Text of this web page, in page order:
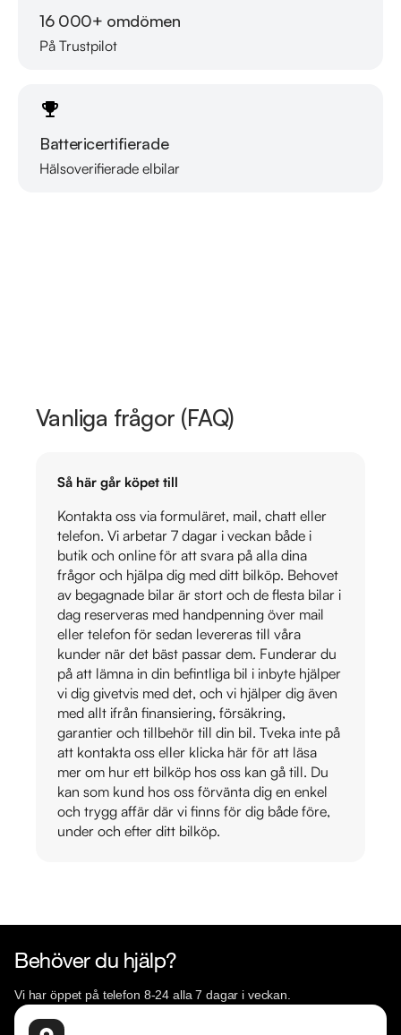
16 000+ omdömen
På Trustpilot
Battericertifierade
Hälsoverifierade elbilar
Läs mer om oss
Vanliga frågor (FAQ)
Så här går köpet till
Kontakta oss via formuläret, mail, chatt eller
telefon. Vi arbetar 7 dagar i veckan både i
butik och online för att svara på alla dina
frågor och hjälpa dig med ditt bilköp. Behovet
av begagnade bilar är stort och de flesta bilar i
dag reserveras med handpenning över mail
eller telefon för sedan levereras till våra
kunder när det bäst passar dem. Funderar du
på att lämna in din befintliga bil i inbyte hjälper
vi dig givetvis med det, och vi hjälper dig även
med allt ifrån finansiering, försäkring,
garantier och tillbehör till din bil. Tveka inte på
att kontakta oss eller klicka här för att läsa
mer om hur ett bilköp hos oss kan gå till. Du
kan som kund hos oss förvänta dig en enkel
och trygg affär där vi finns för dig både före,
under och efter ditt bilköp.
Behöver du hjälp?
Vi har öppet på telefon 8-24 alla 7 dagar i veckan.